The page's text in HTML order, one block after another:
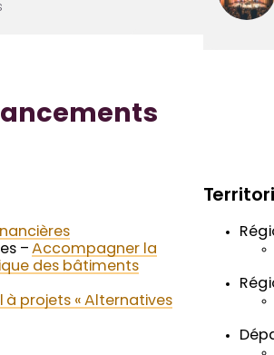
–Accompagner la
des bâtiments
à projets « Alternatives